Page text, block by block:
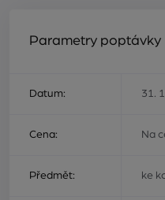
Parametry poptávky
Datum: 31.
Cena: Na
Předmět: ke